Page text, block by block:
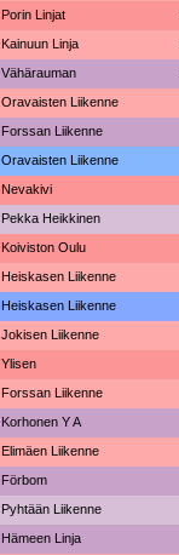
Porin Linjat
Kainuun Linja
Vähärauman
Oravaisten Liikenne
Forssan Liikenne
Oravaisten Liikenne
Nevakivi
Pekka Heikkinen
Koiviston Oulu
Heiskasen Liikenne
Heiskasen Liikenne
Jokisen Liikenne
Ylisen
Forssan Liikenne
Korhonen Y A
Elimäen Liikenne
Förbom
Pyhtään Liikenne
Hämeen Linja